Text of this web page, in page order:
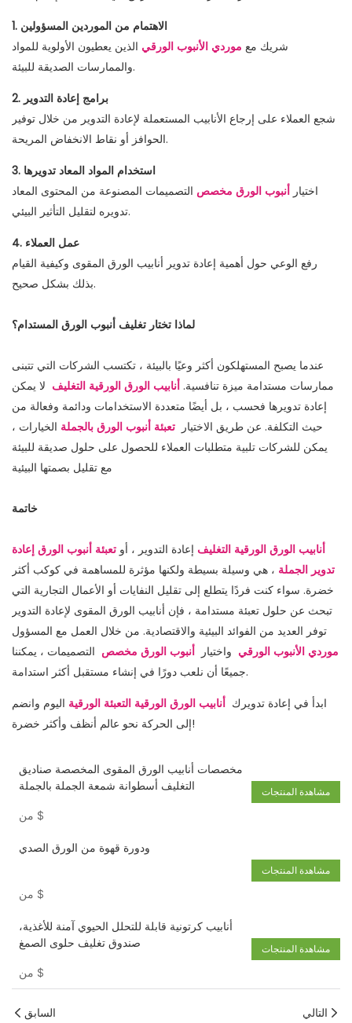
1. الاهتمام من الموردين المسؤولين
شريك مع موردي الأنبوب الورقي الذين يعطيون الأولوية للمواد
والممارسات الصديقة للبيئة.
2. برامج إعادة التدوير
شجع العملاء على إرجاع الأنابيب المستعملة لإعادة التدوير من خلال توفير
الحوافز أو نقاط الانخفاض المريحة.
3. استخدام المواد المعاد تدويرها
اختيار أنبوب الورق مخصص التصميمات المصنوعة من المحتوى المعاد
تدويره لتقليل التأثير البيئي.
4. عمل العملاء
رفع الوعي حول أهمية إعادة تدوير أنابيب الورق المقوى وكيفية القيام
بذلك بشكل صحيح.
لماذا تختار تغليف أنبوب الورق المستدام؟
عندما يصبح المستهلكون أكثر وعيًا بالبيئة ، تكتسب الشركات التي تتبنى
ممارسات مستدامة ميزة تنافسية. أنابيب الورق الورقية التغليف لا يمكن
إعادة تدويرها فحسب ، بل أيضًا متعددة الاستخدامات ودائمة وفعالة من
حيث التكلفة. عن طريق الاختيار تعبئة أنبوب الورق بالجملة الخيارات ،
يمكن للشركات تلبية متطلبات العملاء للحصول على حلول صديقة للبيئة
مع تقليل بصمتها البيئية
خاتمة
أنابيب الورق الورقية التغليف إعادة التدوير ، أو تعبئة أنبوب الورق إعادة
تدوير الجملة ، هي وسيلة بسيطة ولكنها مؤثرة للمساهمة في كوكب أكثر
خضرة. سواء كنت فردًا يتطلع إلى تقليل النفايات أو الأعمال التجارية التي
تبحث عن حلول تعبئة مستدامة ، فإن أنابيب الورق المقوى لإعادة التدوير
توفر العديد من الفوائد البيئية والاقتصادية. من خلال العمل مع المسؤول
موردي الأنبوب الورقي واختيار أنبوب الورق مخصص التصميمات ، يمكننا
جميعًا أن نلعب دورًا في إنشاء مستقبل أكثر استدامة.
ابدأ في إعادة تدويرك أنابيب الورق الورقية التعبئة الورقية اليوم وانضم
إلى الحركة نحو عالم أنظف وأكثر خضرة!
مخصصات أنابيب الورق المقوى المخصصة صناديق
التغليف أسطوانة شمعة الجملة بالجملة
$
مشاهدة المنتجات
ودورة قهوة من الورق الصدي
$
مشاهدة المنتجات
أنابيب كرتونية قابلة للتحلل الحيوي آمنة للأغذية،
صندوق تغليف حلوى الصمغ
$
مشاهدة المنتجات
السابق التالي